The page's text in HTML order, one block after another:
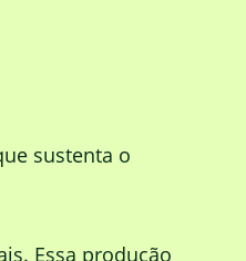
sustenta o
Essa produção